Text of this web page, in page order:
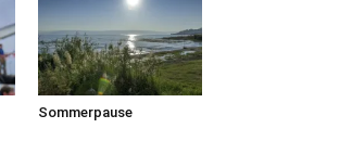
Sommerpause